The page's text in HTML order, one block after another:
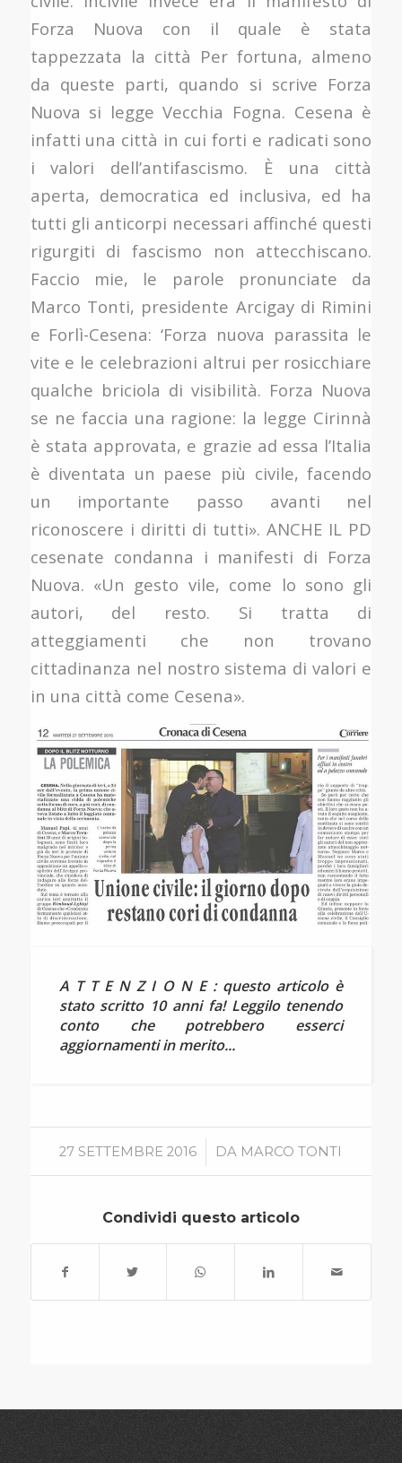
Forza Nuova con il quale è stata
tappezzata la città Per fortuna, almeno
da queste parti, quando si scrive Forza
Nuova si legge Vecchia Fogna. Cesena è
infatti una città in cui forti e radicati sono
i valori dell’antifascismo. È una città
aperta, democratica ed inclusiva, ed ha
tutti gli anticorpi necessari affinché questi
rigurgiti di fascismo non attecchiscano.
Faccio mie, le parole pronunciate da
Marco Tonti, presidente Arcigay di Rimini
e Forlì-Cesena: ‘Forza nuova parassita le
vite e le celebrazioni altrui per rosicchiare
qualche briciola di visibilità. Forza Nuova
se ne faccia una ragione: la legge Cirinnà
è stata approvata, e grazie ad essa l’Italia
è diventata un paese più civile, facendo
un importante passo avanti nel
riconoscere i diritti di tutti». ANCHE IL PD
cesenate condanna i manifesti di Forza
Nuova. «Un gesto vile, come lo sono gli
autori, del resto. Si tratta di
atteggiamenti che non trovano
cittadinanza nel nostro sistema di valori e
in una città come Cesena».
A T T E N Z I O N E : questo articolo è
stato scritto 10 anni fa! Leggilo tenendo
conto che potrebbero esserci
aggiornamenti in merito...
27 SETTEMBRE 2016
/ DA MARCO TONTI
Condividi questo articolo